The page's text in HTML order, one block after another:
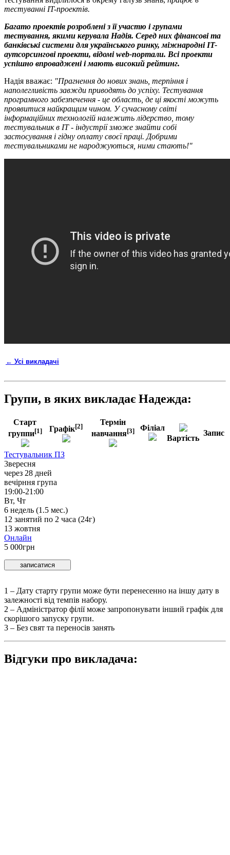
тестуванні IT-проектів.
Багато проектів розроблені з її участю і групами
тестування, якими керувала Надія. Серед них фінансові та
банківські системи для українського ринку, міжнародні IT-
аутсорсингові проекти, відомі web-портали. Всі проекти
успішно впроваджені і мають високий рейтинг.
Надія вважає: "Прагнення до нових знань, терпіння і
наполегливість завжди приводять до успіху. Тестування
програмного забезпечення - це область, де ці якості можуть
проявитися найкращим чином. У сучасному світі
інформаційних технологій належить лідерство, тому
тестувальник в IT - індустрії зможе знайти собі
застосування і гідну оплату своєї праці. Добрими
тестувальниками не народжуються, ними стають!"
← Усі викладачі
Групи, в яких викладає Надежда:
Старт
группи[1] Графік[2]
Термін
навчання[3]
Філіал
Вартість
Запис
Тестувальник ПЗ
3вересня
через 28 дней
вечірння група
19:00-21:00
Вт, Чт
6 недель (1.5 мес.)
12 занятий по 2 часа (24г)
13 жовтня
Онлайн
5 000грн
записатися
1 – Дату старту групи може бути перенесенно на іншу дату в
залежностi вiд темпiв набору.
2 – Адмiнiстратор фiлiї може запропонувати інший графік для
скорішого запуску групи.
3 – Без свят та переносів занять
Відгуки про викладача: